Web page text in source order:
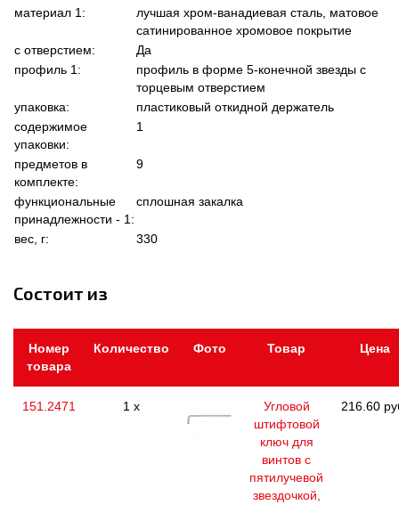
материал 1:
лучшая хром-ванадиевая сталь, матовое
сатинированное хромовое покрытие
с отверстием:
Да
профиль 1:
профиль в форме 5-конечной звезды с
торцевым отверстием
упаковка:
пластиковый откидной держатель
содержимое
упаковки:
1
предметов в
комплекте:
9
функциональные
принадлежности - 1:
сплошная закалка
вес, г: 330
Состоит из
Номер
товара
Количество Фото Товар Цена
151.2471 1 x
Угловой
штифтовой
ключ для
винтов с
пятилучевой
звездочкой,
216.60